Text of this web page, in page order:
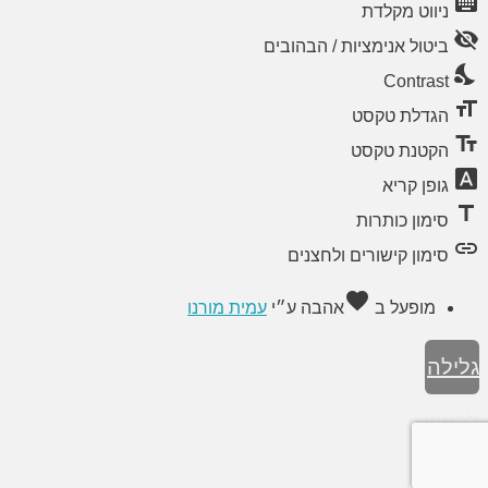
ניווט מקלדת
visibility_off ביטול אנימציות / הבהובים
nights_stay
Contrast
format_size הגדלת טקסט
text_fields הקטנת טקסט
font_download גופן קריא
title סימון כותרות
link סימון קישורים ולחצנים
מופעל ב favoriteאהבה ע״י עמית מורנו
גלילה
לראש